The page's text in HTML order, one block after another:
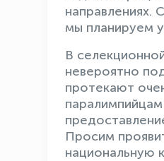
направлениях.
мы планируем
В
невероятно
протекают
Просим
национальную